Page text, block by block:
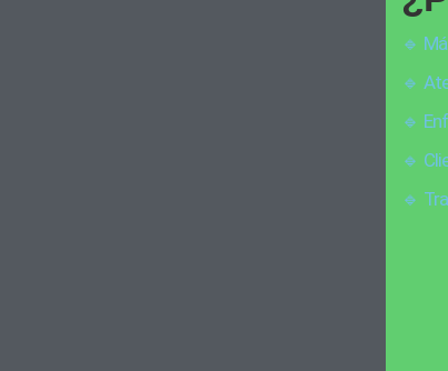
🔹
🔹
🔹
🔹
🔹